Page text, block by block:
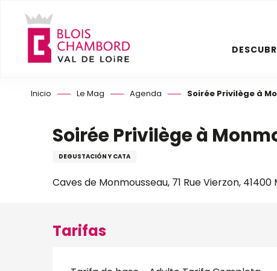
contenu
principal
Inicio Le Mag Agenda Soirée Privilège à
Soirée Privilège à
DEGUSTACIÓN Y CATA
Caves de Monmousseau, 71 Rue Vierzon,
Tarifas